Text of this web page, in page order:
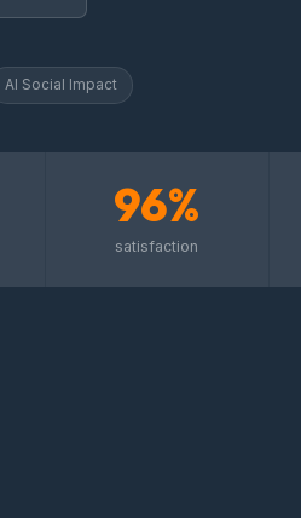
AI Social Impact
96%
satisfaction